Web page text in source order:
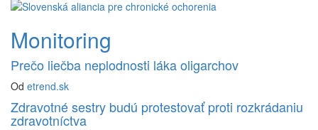
Monitoring
Prečo liečba neplodnosti láka oligarchov
Od etrend.sk
Zdravotné sestry budú protestovať proti rozkrádaniu
zdravotníctva